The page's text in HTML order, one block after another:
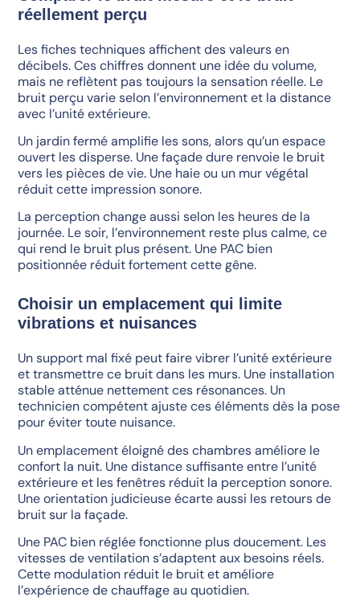
réellement perçu
Les fiches techniques affichent des valeurs en
décibels. Ces chiffres donnent une idée du volume,
mais ne reflètent pas toujours la sensation réelle. Le
bruit perçu varie selon l’environnement et la distance
avec l’unité extérieure.
Un jardin fermé amplifie les sons, alors qu’un espace
ouvert les disperse. Une façade dure renvoie le bruit
vers les pièces de vie. Une haie ou un mur végétal
réduit cette impression sonore.
La perception change aussi selon les heures de la
journée. Le soir, l’environnement reste plus calme, ce
qui rend le bruit plus présent. Une PAC bien
positionnée réduit fortement cette gêne.
Choisir un emplacement qui limite
vibrations et nuisances
Un support mal fixé peut faire vibrer l’unité extérieure
et transmettre ce bruit dans les murs. Une installation
stable atténue nettement ces résonances. Un
technicien compétent ajuste ces éléments dès la pose
pour éviter toute nuisance.
Un emplacement éloigné des chambres améliore le
confort la nuit. Une distance suffisante entre l’unité
extérieure et les fenêtres réduit la perception sonore.
Une orientation judicieuse écarte aussi les retours de
bruit sur la façade.
Une PAC bien réglée fonctionne plus doucement. Les
vitesses de ventilation s’adaptent aux besoins réels.
Cette modulation réduit le bruit et améliore
l’expérience de chauffage au quotidien.